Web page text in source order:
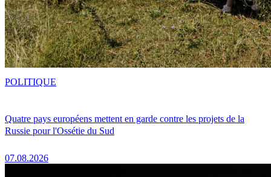
Quatre pays européens mettent en garde contre les projets de la
Russie pour l'Ossétie du Sud
07.08.2026
POLITIQUE